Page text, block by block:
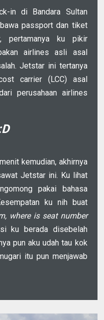
in di Bandara Sultan
passport dan tiket
pertamanya ku pikir
airlines asli asal
Jetstar ini tertanya
carrier (LCC) asal
perusahaan airlines
kemudian, akhirnya
Jetstar ini. Ku lihat
pakai bahasa
ku nih buat
where is seat number
ku berada disebelah
pun aku udah tau kok
itu pun menjawab